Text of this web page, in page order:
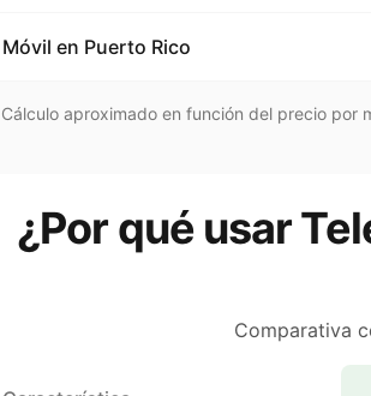
Móvil en Puerto Rico
Cálculo aproximado en función del precio por
¿Por qué usar
Comparativa